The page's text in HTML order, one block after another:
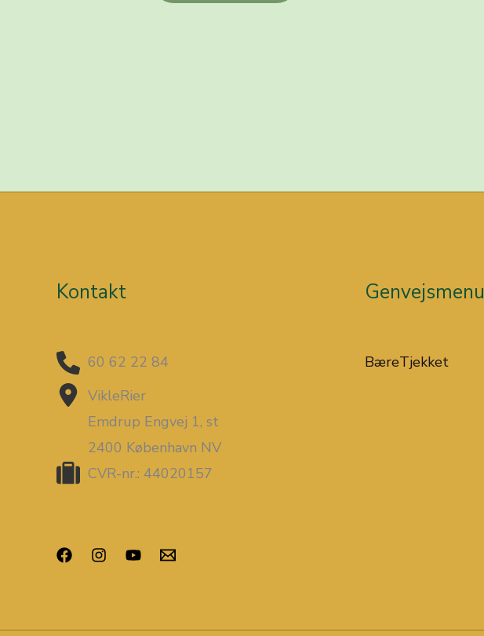
Kontakt
60 62 22 84
VikleRier
Emdrup Engvej 1, st
2400 København NV
CVR-nr.: 44020157
Genvejsmenu
BæreTjekket